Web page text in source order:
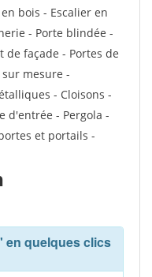
bois - Escalier en
- Porte blindée -
de façade - Portes de
mesure -
- Cloisons -
d'entrée - Pergola -
et portails -